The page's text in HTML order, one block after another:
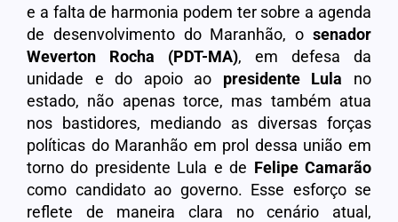
e a falta de harmonia podem ter sobre a agenda
de desenvolvimento do Maranhão, o senador
Weverton Rocha (PDT-MA), em defesa da
unidade e do apoio ao presidente Lula no
estado, não apenas torce, mas também atua
nos bastidores, mediando as diversas forças
políticas do Maranhão em prol dessa união em
torno do presidente Lula e de Felipe Camarão
como candidato ao governo. Esse esforço se
reflete de maneira clara no cenário atual,